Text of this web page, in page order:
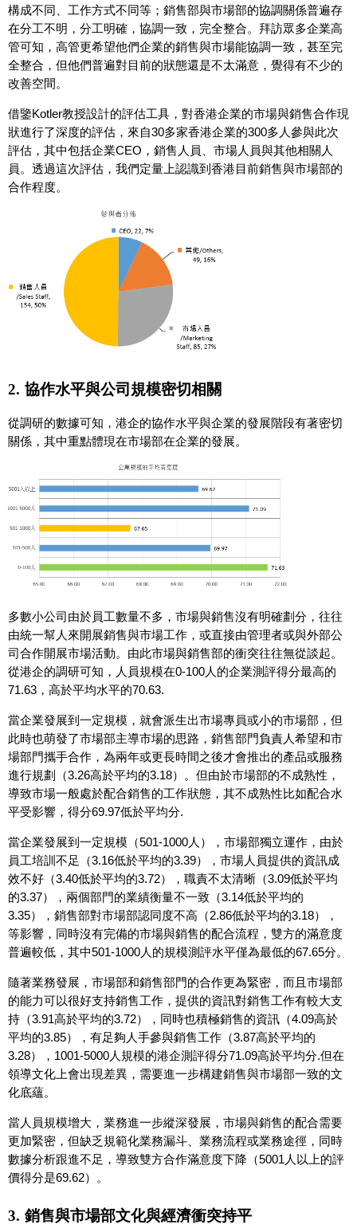
構成不同、工作方式不同等；銷售部與市場部的協調關係普遍存
在分工不明，分工明確，協調一致，完全整合。拜訪眾多企業高
管可知，高管更希望他們企業的銷售與市場能協調一致，甚至完
全整合，但他們普遍對目前的狀態還是不太滿意，覺得有不少的
改善空間。
借鑒Kotler教授設計的評估工具，對香港企業的市場與銷售合作現
狀進行了深度的評估，來自30多家香港企業的300多人參與此次
評估，其中包括企業CEO，銷售人員、市場人員與其他相關人
員。透過這次評估，我們定量上認識到香港目前銷售與市場部的
合作程度。
2. 協作水平與公司規模密切相關
從調研的數據可知，港企的協作水平與企業的發展階段有著密切
關係，其中重點體現在市場部在企業的發展。
多數小公司由於員工數量不多，市場與銷售沒有明確劃分，往往
由統一幫人來開展銷售與市場工作，或直接由管理者或與外部公
司合作開展市場活動。由此市場與銷售部的衝突往往無從談起。
從港企的調研可知，人員規模在0-100人的企業測評得分最高的
71.63，高於平均水平的70.63.
當企業發展到一定規模，就會派生出市場專員或小的市場部，但
此時也萌發了市場部主導市場的思路，銷售部門負責人希望和市
場部門攜手合作，為兩年或更長時間之後才會推出的產品或服務
進行規劃（3.26高於平均的3.18）。但由於市場部的不成熟性，
導致市場一般處於配合銷售的工作狀態，其不成熟性比如配合水
平受影響，得分69.97低於平均分.
當企業發展到一定規模（501-1000人），市場部獨立運作，由於
員工培訓不足（3.16低於平均的3.39），市場人員提供的資訊成
效不好（3.40低於平均的3.72），職責不太清晰（3.09低於平均
的3.37），兩個部門的業績衡量不一致（3.14低於平均的
3.35），銷售部對市場部認同度不高（2.86低於平均的3.18），
等影響，同時沒有完備的市場與銷售的配合流程，雙方的滿意度
普遍較低，其中501-1000人的規模測評水平僅為最低的67.65分。
隨著業務發展，市場部和銷售部門的合作更為緊密，而且市場部
的能力可以很好支持銷售工作，提供的資訊對銷售工作有較大支
持（3.91高於平均的3.72），同時也積極銷售的資訊（4.09高於
平均的3.85），有足夠人手參與銷售工作（3.87高於平均的
3.28），1001-5000人規模的港企測評得分71.09高於平均分.但在
領導文化上會出現差異，需要進一步構建銷售與市場部一致的文
化底蘊。
當人員規模增大，業務進一步縱深發展，市場與銷售的配合需要
更加緊密，但缺乏規範化業務漏斗、業務流程或業務途徑，同時
數據分析跟進不足，導致雙方合作滿意度下降（5001人以上的評
價得分是69.62）。
3. 銷售與市場部文化與經濟衝突持平